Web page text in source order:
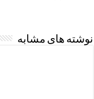
نوشته های مشابه